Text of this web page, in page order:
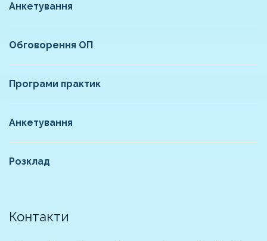
Анкетування
Обговорення ОП
Програми практик
Анкетування
Розклад
Контакти